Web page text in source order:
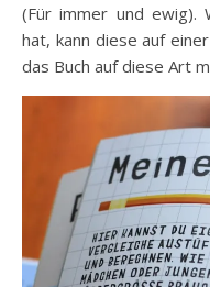
(Für immer und ewig).
hat, kann diese auf
das Buch auf diese Art